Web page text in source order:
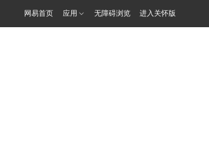
网易首页 应用 无障碍浏览 进入关怀版